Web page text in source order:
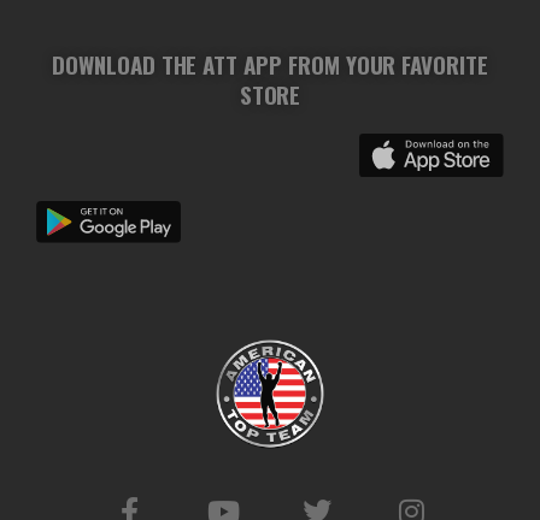
DOWNLOAD THE ATT APP FROM YOUR FAVORITE
STORE